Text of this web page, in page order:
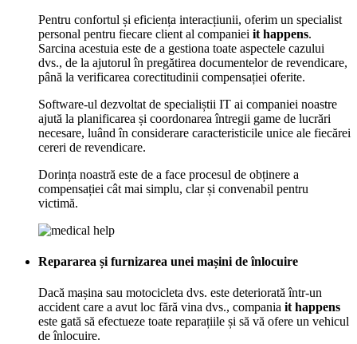
Pentru confortul și eficiența interacțiunii, oferim un specialist
personal pentru fiecare client al companiei it happens.
Sarcina acestuia este de a gestiona toate aspectele cazului
dvs., de la ajutorul în pregătirea documentelor de revendicare,
până la verificarea corectitudinii compensației oferite.
Software-ul dezvoltat de specialiștii IT ai companiei noastre
ajută la planificarea și coordonarea întregii game de lucrări
necesare, luând în considerare caracteristicile unice ale fiecărei
cereri de revendicare.
Dorința noastră este de a face procesul de obținere a
compensației cât mai simplu, clar și convenabil pentru
victimă.
Repararea și furnizarea unei mașini de înlocuire
Dacă mașina sau motocicleta dvs. este deteriorată într-un
accident care a avut loc fără vina dvs., compania it happens
este gată să efectueze toate reparațiile și să vă ofere un vehicul
de înlocuire.